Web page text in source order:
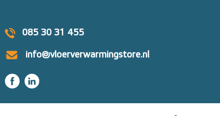
085 30 31 455
info@vloerverwarmingstore.nl